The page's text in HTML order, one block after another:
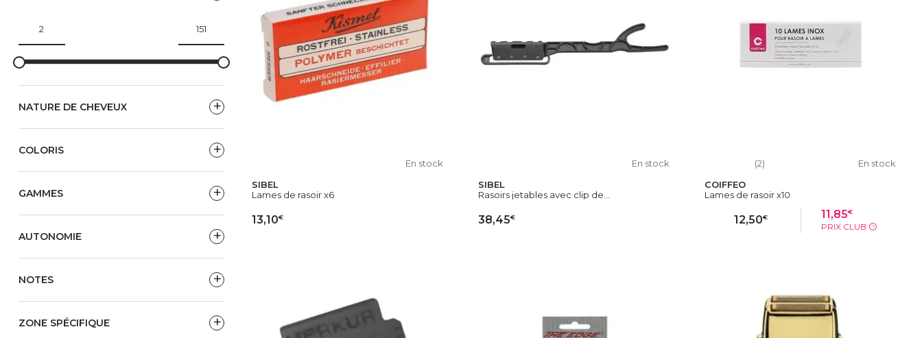
En stock
SIBEL
Lames de rasoir x6
13,10€
En stock
SIBEL
Rasoirs jetables avec clip de...
38,45€
(2)
En stock
COIFFEO
Lames de rasoir x10
12,50€ 11,85€
PRIX CLUB ?
NATURE DE CHEVEUX
COLORIS
GAMMES
AUTONOMIE
NOTES
ZONE SPÉCIFIQUE